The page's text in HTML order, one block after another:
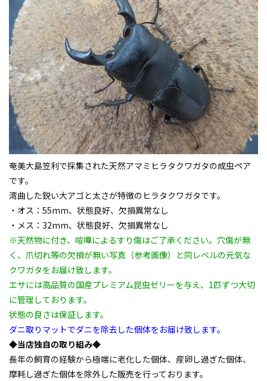
奄美大島笠利で採集された天然アマミヒラタクワガタの成虫ペア
です。
湾曲した鋭い大アゴと太さが特徴のヒラタクワガタです。
・オス：55mm、状態良好、欠損異常なし
・メス：32mm、状態良好、欠損異常なし
※天然物に付き、喧嘩によるすり傷はご了承ください。穴傷が無
く、爪切れ等の欠損が無い写真（参考画像）と同レベルの元気な
クワガタをお届け致します。
エサには高品質の国産プレミアム昆虫ゼリーを与え、1匹ずつ大切
に管理しております。
状態の良さは保証します。
ダニ取りマットでダニを除去した個体をお届け致します。
◆当店独自の取り組み◆
長年の飼育の経験から極端に老化した個体、産卵し過ぎた個体、
摩耗し過ぎた個体を除外した販売を行っております。